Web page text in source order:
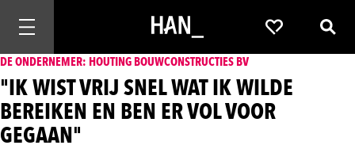
Mobiele navigatie openen Favorieten
DE ONDERNEMER: HOUTING BOUWCONSTRUCTIES BV
"IK WIST VRIJ SNEL WAT IK WILDE
BEREIKEN EN BEN ER VOL VOOR
GEGAAN"